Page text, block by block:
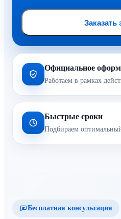
Заказать
Официальное
Работаем в рамках
Быстрые сроки
Подбираем
Бесплатная консультация